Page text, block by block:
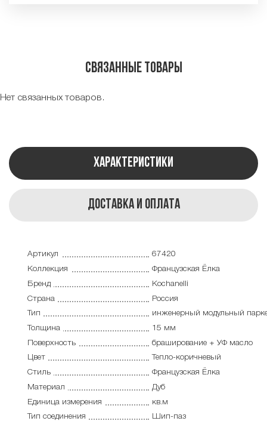
Связанные товары
Нет связанных товаров.
Характеристики
Доставка и оплата
Артикул
67420
Коллекция
Французская Ёлка
Бренд
Kochanelli
Страна
Россия
Тип
инженерный модульный
Толщина
15 мм
Поверхность
браширование + УФ масло
Цвет
Тепло-коричневый
Стиль
Французская Ёлка
Материал
Дуб
Единица измерения
кв.м
Тип соединения
Шип-паз